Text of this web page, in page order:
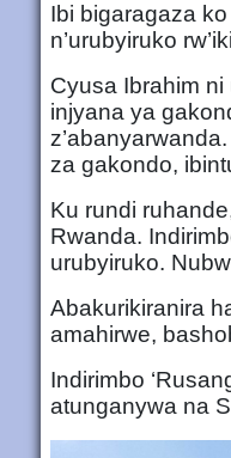
Ibi bigaragaza
n’urubyiruko
Cyusa Ibrahim
injyana ya
za gakondo,
Ku rundi
Rwanda.
urubyiruko.
Abakurikiranira
amahirwe,
Indirimbo
atunganywa na